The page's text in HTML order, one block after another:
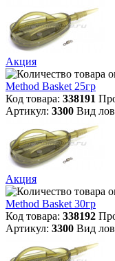
Акция
Method Basket 25гр
Код товара: 338191
Артикул: 3300 Вид
Акция
Method Basket 30гр
Код товара: 338192
Артикул: 3300 Вид